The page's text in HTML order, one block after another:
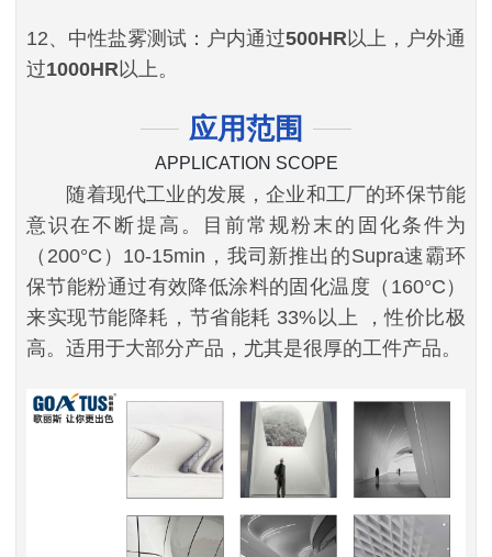
12、中性盐雾测试：户内通过500HR 以上，户外通
过1000HR 以上。
应用范围
APPLICATION SCOPE
随着现代工业的发展，企业和工厂的环保节能
意识在不断提高。目前常规粉末的固化条件为
（200°C）10-15min，我司新推出的Supra速霸环
保节能粉通过有效降低涂料的固化温度（160°C）
来实现节能降耗， 节省能耗 33%以上
，性价比极
高。适用于大部分产品，尤其是很厚的工件产品。